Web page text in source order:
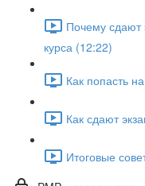
Почему сдают
курса (12:22)
Как попасть
Как сдают
Итоговые